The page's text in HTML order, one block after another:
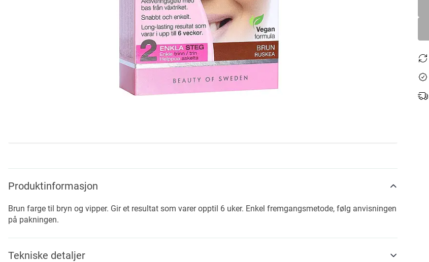
the
beginning
the
images
gallery
Produktinformasjon
Brun farge til bryn og vipper. Gir et resultat som varer opptil 6 uker. Enkel fremgangsmetode, følg anvisningen
på pakningen.
Tekniske detaljer